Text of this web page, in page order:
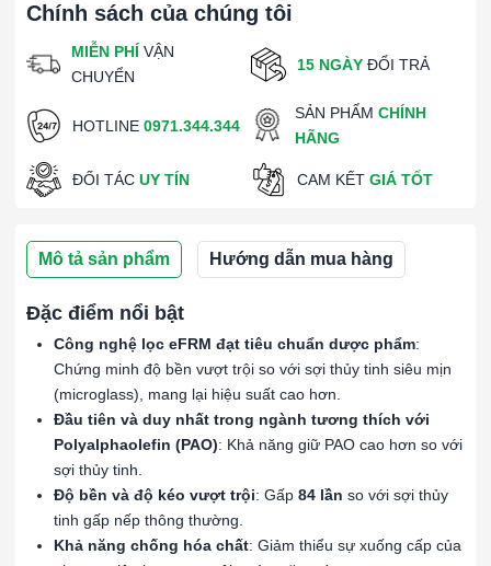
Chính sách của chúng tôi
MIỄN PHÍ VẬN
CHUYỂN
15 NGÀY ĐỔI TRẢ
HOTLINE 0971.344.344
SẢN PHẨMCHÍNH
HÃNG
ĐỐI TÁC UY TÍN CAM KẾT GIÁ TỐT
Mô tả sản phẩm Hướng dẫn mua hàng
Đặc điểm nổi bật
Công nghệ lọc eFRM đạt tiêu chuẩn dược phẩm:
Chứng minh độ bền vượt trội so với sợi thủy tinh siêu mịn
(microglass), mang lại hiệu suất cao hơn.
Đầu tiên và duy nhất trong ngành tương thích với
Polyalphaolefin (PAO): Khả năng giữ PAO cao hơn so với
sợi thủy tinh.
Độ bền và độ kéo vượt trội: Gấp 84 lần so với sợi thủy
tinh gấp nếp thông thường.
Khả năng chống hóa chất: Giảm thiểu sự xuống cấp của